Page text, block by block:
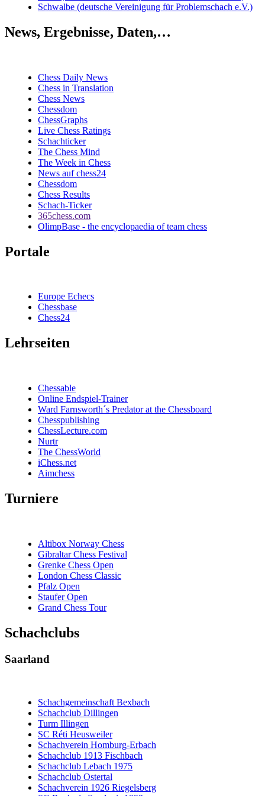
Schwalbe (deutsche Vereinigung für Problemschach e.V.)
News, Ergebnisse, Daten,…
Chess Daily News
Chess in Translation
Chess News
Chessdom
ChessGraphs
Live Chess Ratings
Schachticker
The Chess Mind
The Week in Chess
News auf chess24
Chessdom
Chess Results
Schach-Ticker
365chess.com
OlimpBase - the encyclopaedia of team chess
Portale
Europe Echecs
Chessbase
Chess24
Lehrseiten
Chessable
Online Endspiel-Trainer
Ward Farnsworth´s Predator at the Chessboard
Chesspublishing
ChessLecture.com
Nurtr
The ChessWorld
iChess.net
Aimchess
Turniere
Altibox Norway Chess
Gibraltar Chess Festival
Grenke Chess Open
London Chess Classic
Pfalz Open
Staufer Open
Grand Chess Tour
Schachclubs
Saarland
Schachgemeinschaft Bexbach
Schachclub Dillingen
Turm Illingen
SC Réti Heusweiler
Schachverein Homburg-Erbach
Schachclub 1913 Fischbach
Schachclub Lebach 1975
Schachclub Ostertal
Schachverein 1926 Riegelsberg